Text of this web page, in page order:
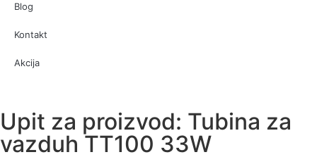
Blog
Kontakt
Akcija
Upit za proizvod: Tubina za
vazduh TT100 33W